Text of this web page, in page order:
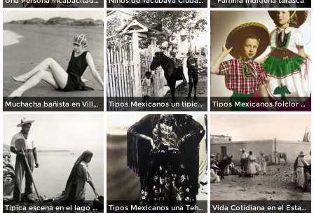
Muchacha bañista en Villa del Mar Tipos Mexicanos un tipico jarocho.. Tipos Mexicanos folclor Mexicano.
Típica escena en el lago de Pátzcuaro Tipos Mexicanos una Tehuana. Vida Cotidiana en el Estado de Veracruz 1922.